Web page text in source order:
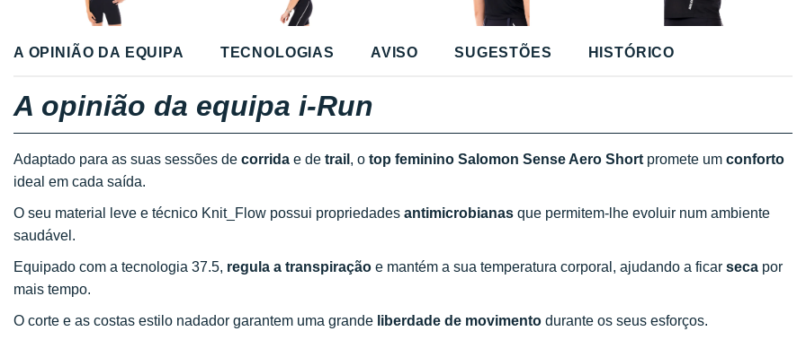
A OPINIÃO DA EQUIPA TECNOLOGIAS AVISO SUGESTÕES HISTÓRICO
A opinião da equipa i-Run
Adaptado para as suas sessões de corrida e de trail , o top feminino Salomon Sense Aero Short promete um conforto
ideal em cada saída.
O seu material leve e técnico Knit_Flow possui propriedades antimicrobianas que permitem-lhe evoluir num ambiente
saudável.
Equipado com a tecnologia 37.5, regula a transpiração e mantém a sua temperatura corporal, ajudando a ficar seca por
mais tempo.
O corte e as costas estilo nadador garantem uma grande liberdade de movimento durante os seus esforços.